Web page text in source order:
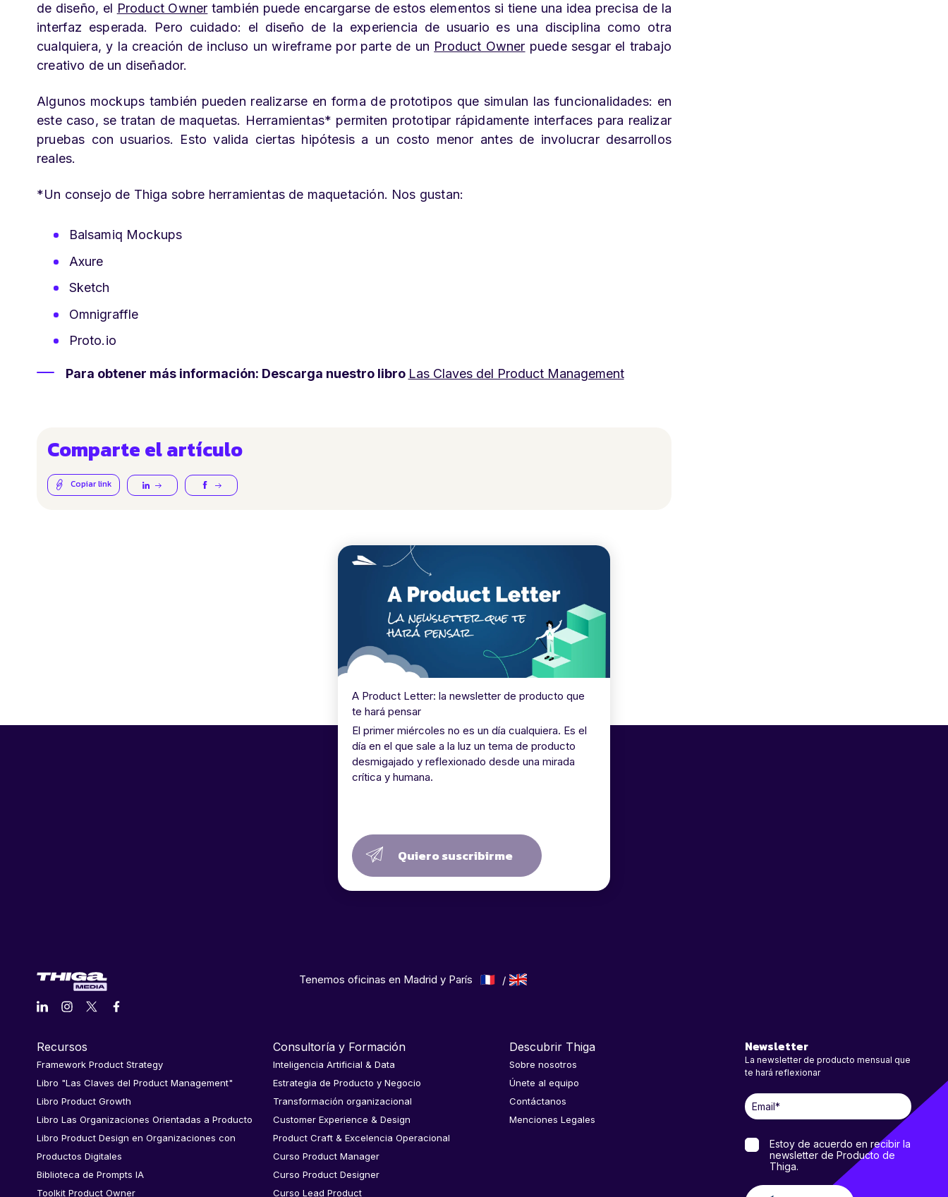
de diseño, el Product Owner también puede encargarse de estos elementos si tiene una idea precisa de la
interfaz esperada. Pero cuidado: el diseño de la experiencia de usuario es una disciplina como otra
cualquiera, y la creación de incluso un wireframe por parte de un Product Owner puede sesgar el trabajo
creativo de un diseñador.
Algunos mockups también pueden realizarse en forma de prototipos que simulan las funcionalidades: en
este caso, se tratan de maquetas. Herramientas* permiten prototipar rápidamente interfaces para realizar
pruebas con usuarios. Esto valida ciertas hipótesis a un costo menor antes de involucrar desarrollos
reales.
*Un consejo de Thiga sobre herramientas de maquetación. Nos gustan:
Balsamiq Mockups
Axure
Sketch
Omnigraffle
Proto.io
Para obtener más información: Descarga nuestro libro Las Claves del Product Management
Comparte el artículo
Copiar link
A Product Letter: la newsletter de producto que
te hará pensar
El primer miércoles no es un día cualquiera. Es el
día en el que sale a la luz un tema de producto
desmigajado y reflexionado desde una mirada
crítica y humana.
Quiero suscribirme
Tenemos oficinas en Madrid y París
Recursos
Framework Product Strategy
Libro "Las Claves del Product Management"
Libro Product Growth
Libro Las Organizaciones Orientadas a Producto
Libro Product Design en Organizaciones con
Productos Digitales
Biblioteca de Prompts IA
Toolkit Product Owner
Consultoría y Formación
Inteligencia Artificial & Data
Estrategia de Producto y Negocio
Transformación organizacional
Customer Experience & Design
Product Craft & Excelencia Operacional
Curso Product Manager
Curso Product Designer
Curso Lead Product
Descubrir Thiga
Sobre nosotros
Únete al equipo
Contáctanos
Menciones Legales
Newsletter
La newsletter de producto mensual que
te hará reflexionar
Estoy de acuerdo en recibir la
newsletter de Producto de
Thiga.